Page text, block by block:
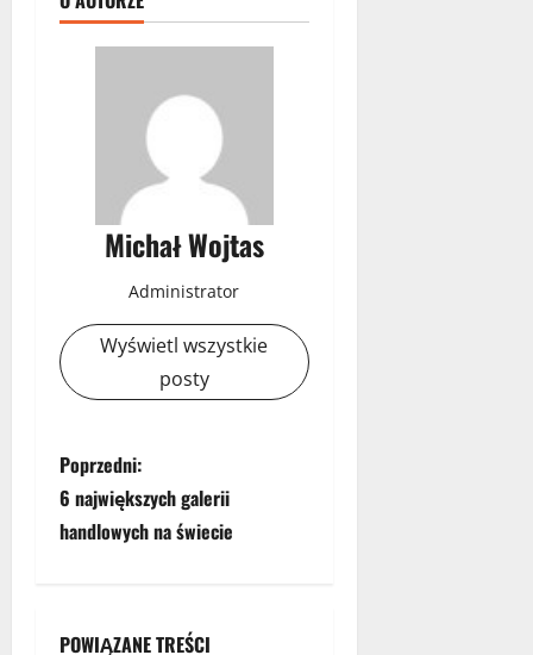
Michał Wojtas
Administrator
Wyświetl wszystkie
posty
Z
o
Poprzedni:
6 największych galerii
handlowych na świecie
POWIĄZANE TREŚCI